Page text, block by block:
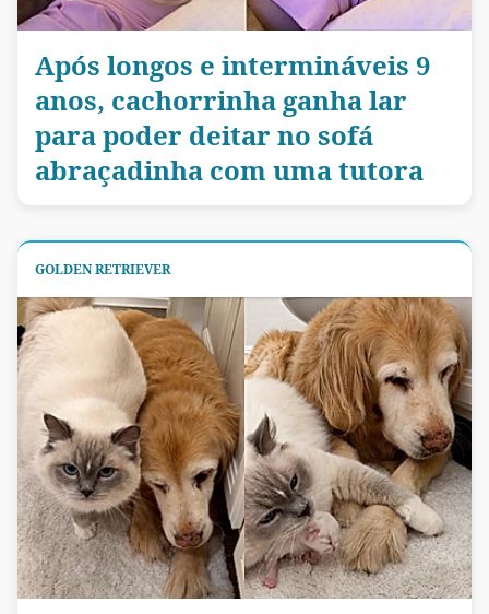
Após longos e intermináveis 9
anos, cachorrinha ganha lar
para poder deitar no sofá
abraçadinha com uma tutora
GOLDEN RETRIEVER